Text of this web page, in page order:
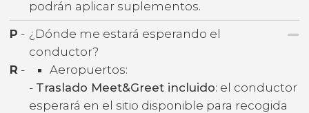
podrán aplicar suplementos.
P - ¿Dónde me estará esperando el
conductor?
R -
Aeropuertos:
- Traslado Meet&Greet incluido: el conductor
esperará en el sitio disponible para recogida